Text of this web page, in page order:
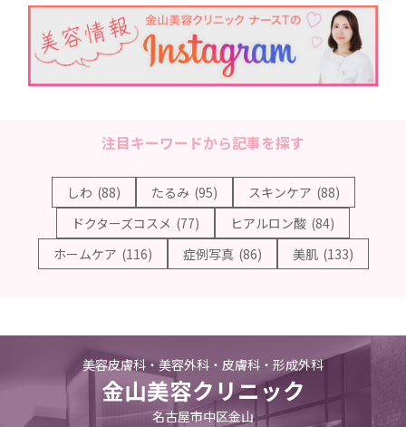
注目キーワードから記事を探す
しわ (88) たるみ (95) スキンケア (88)
ドクターズコスメ (77) ヒアルロン酸 (84)
ホームケア (116) 症例写真 (86) 美肌 (133)
美容皮膚科・美容外科・皮膚科・形成外科
金山美容クリニック
名古屋市中区金山